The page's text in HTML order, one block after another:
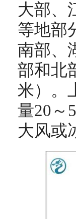
大部、
等地部
南部、
部和北
米）。
量20～
大风或